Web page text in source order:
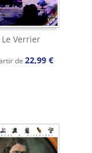
Le Verrier
de 22,99 €